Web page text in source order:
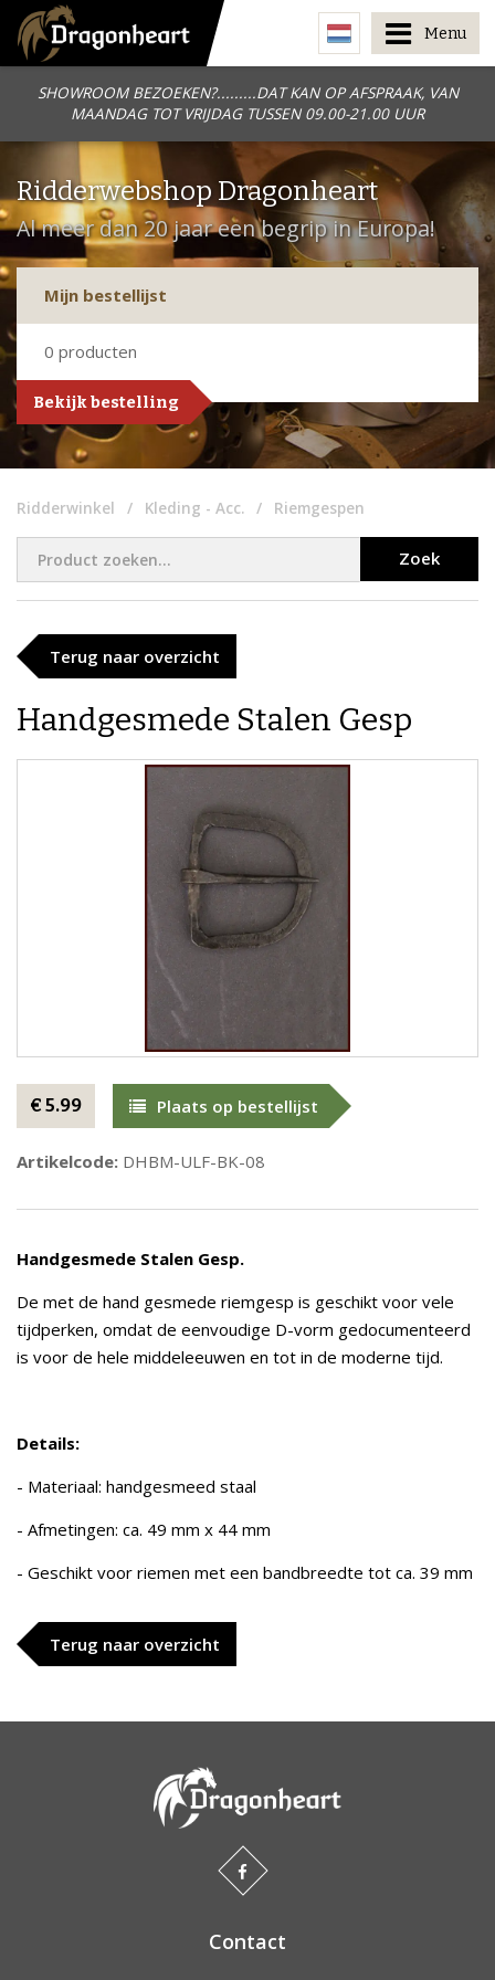
SHOWROOM BEZOEKEN?.........DAT KAN OP AFSPRAAK, VAN
MAANDAG TOT VRIJDAG TUSSEN 09.00-21.00 UUR
Menu
Ridderwebshop Dragonheart
Al meer dan 20 jaar een begrip in Europa!
Mijn bestellijst
0 producten
Bekijk bestelling
Ridderwinkel Kleding - Acc. Riemgespen
Zoek
Terug naar overzicht
Handgesmede Stalen Gesp
€ 5.99 Plaats op bestellijst
Artikelcode: DHBM-ULF-BK-08
Handgesmede Stalen Gesp.
De met de hand gesmede riemgesp is geschikt voor vele
tijdperken, omdat de eenvoudige D-vorm gedocumenteerd
is voor de hele middeleeuwen en tot in de moderne tijd.
Details:
- Materiaal: handgesmeed staal
- Afmetingen: ca. 49 mm x 44 mm
- Geschikt voor riemen met een bandbreedte tot ca. 39 mm
Terug naar overzicht
Contact